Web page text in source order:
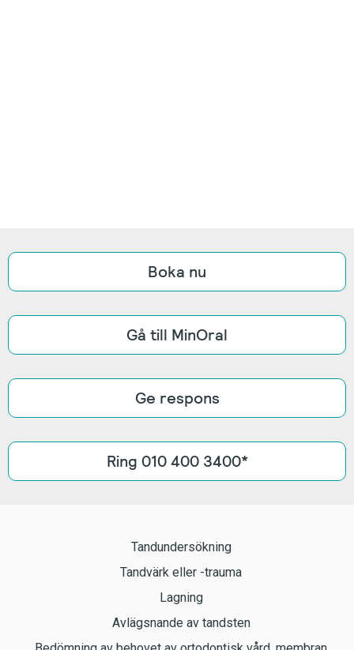
Boka nu
Gå till MinOral
Ge respons
Ring 010 400 3400*
Tandundersökning
Tandvärk eller -trauma
Lagning
Avlägsnande av tandsten